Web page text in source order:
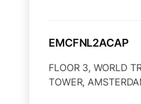
EMCFNL2ACAP
FLOOR 3, WORLD
TOWER,